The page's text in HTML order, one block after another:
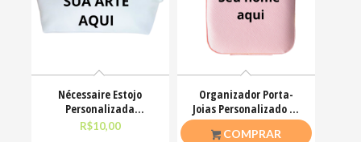
Nécessaire Estojo
Personalizada
Poliéster Branca P
R$10,00
Organizador Porta-
Joias Personalizado C/
Zíper
COMPRAR